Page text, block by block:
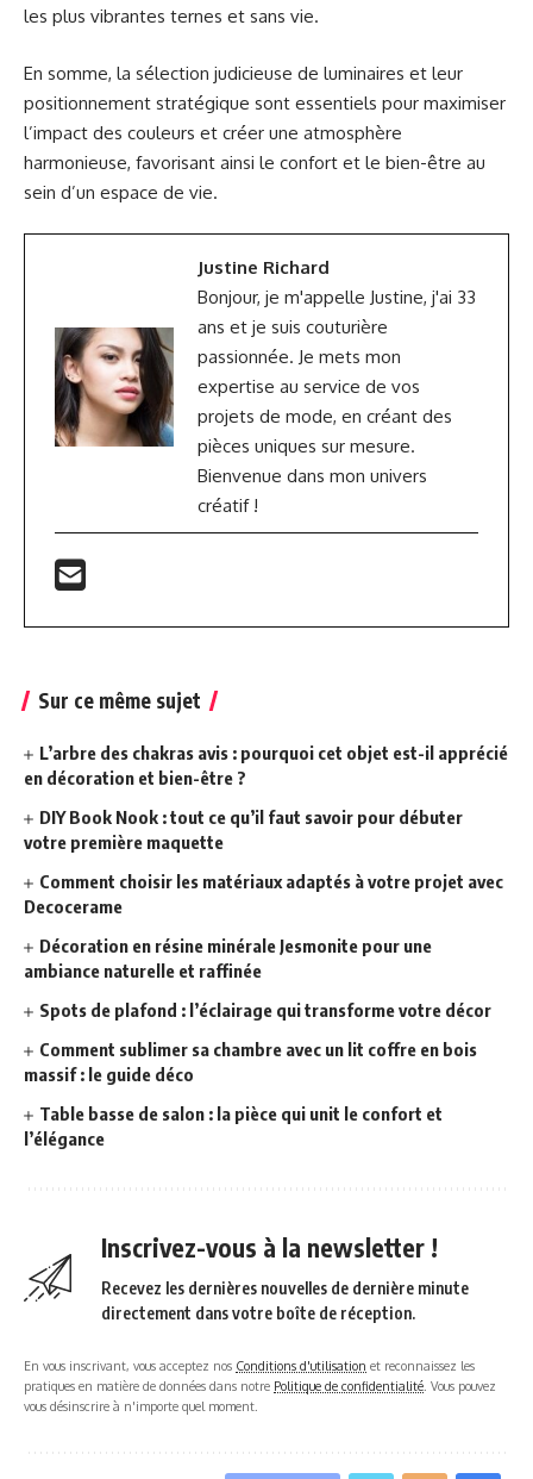
les plus vibrantes ternes et sans vie.
En somme, la sélection judicieuse de luminaires et leur
positionnement stratégique sont essentiels pour maximiser
l’impact des couleurs et créer une atmosphère
harmonieuse, favorisant ainsi le confort et le bien-être au
sein d’un espace de vie.
Justine Richard
Bonjour, je m'appelle Justine, j'ai 33
ans et je suis couturière
passionnée. Je mets mon
expertise au service de vos
projets de mode, en créant des
pièces uniques sur mesure.
Bienvenue dans mon univers
créatif !
Sur ce même sujet
L’arbre des chakras avis : pourquoi cet objet est-il apprécié
en décoration et bien-être ?
DIY Book Nook : tout ce qu’il faut savoir pour débuter
votre première maquette
Comment choisir les matériaux adaptés à votre projet avec
Decocerame
Décoration en résine minérale Jesmonite pour une
ambiance naturelle et raffinée
Spots de plafond : l’éclairage qui transforme votre décor
Comment sublimer sa chambre avec un lit coffre en bois
massif : le guide déco
Table basse de salon : la pièce qui unit le confort et
l’élégance
Inscrivez-vous à la newsletter !
Recevez les dernières nouvelles de dernière minute
directement dans votre boîte de réception.
En vous inscrivant, vous acceptez nos Conditions d'utilisation et reconnaissez les
pratiques en matière de données dans notre Politique de confidentialité . Vous pouvez
vous désinscrire à n'importe quel moment.